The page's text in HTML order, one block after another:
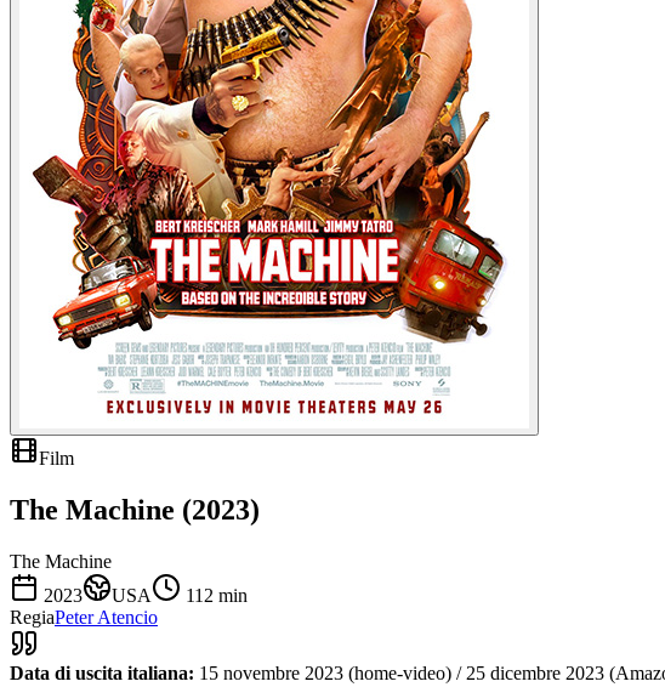
Film
The Machine (2023)
The Machine
2023
USA 112 min
RegiaPeter Atencio
Data di uscita italiana: 15 novembre 2023 (home-video) / 25 dicembre 2023